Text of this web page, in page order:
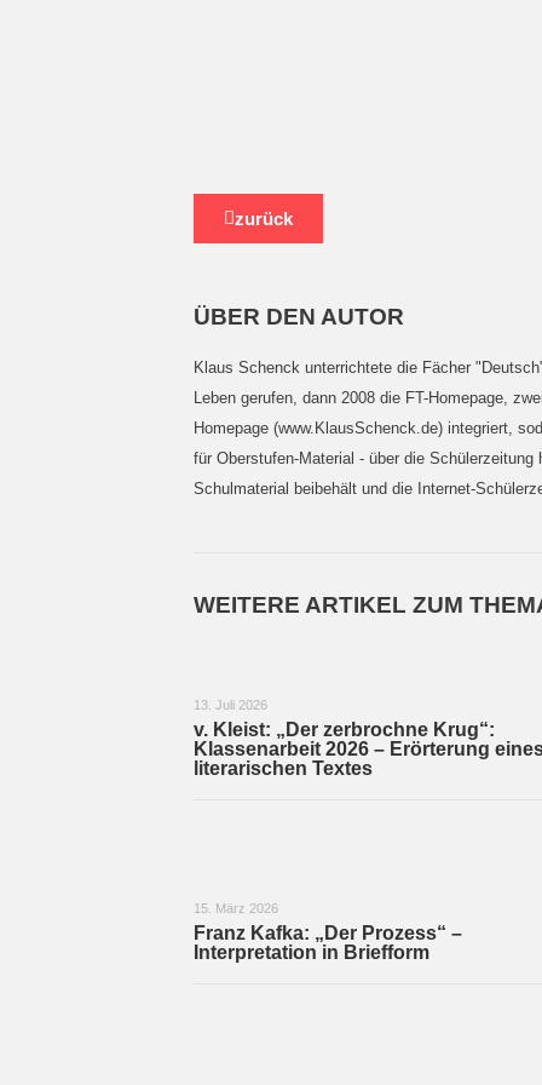
zurück
ÜBER DEN AUTOR
Klaus Schenck unterrichtete die Fächer
Leben gerufen, dann 2008 die FT-Homepage,
Homepage (www.KlausSchenck.de) integriert,
für Oberstufen-Material - über die
Schulmaterial beibehält und die Internet-
WEITERE ARTIKEL ZUM
13. Juli 2026
v. Kleist: „Der zerbrochne Krug“:
Klassenarbeit 2026 – Erörterung
literarischen Textes
15. März 2026
Franz Kafka: „Der Prozess“ –
Interpretation in Briefform